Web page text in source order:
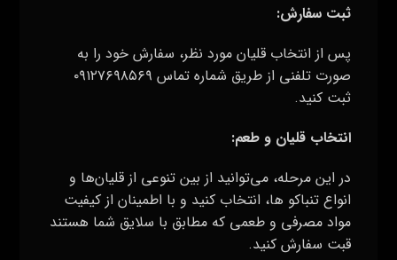
ثبت سفارش:
پس از انتخاب قلیان مورد نظر، سفارش خود را به
صورت تلفنی از طریق شماره تماس ۰۹۱۲۷۶۹۸۵۶۹
ثبت کنید.
انتخاب قلیان و طعم:
در این مرحله، می‌توانید از بین تنوعی از قلیان‌ها و
انواع تنباکو ها، انتخاب کنید و با اطمینان از کیفیت
مواد مصرفی و طعمی که مطابق با سلایق شما هستند
قبت سفارش کنید.